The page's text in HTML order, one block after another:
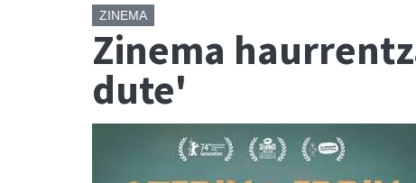
ZINEMA
Zinema
dute'